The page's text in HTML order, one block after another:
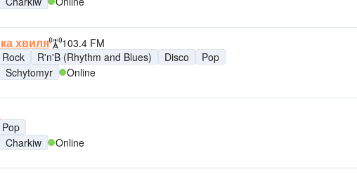
хвиля
103.4 FM
Rock R'n'B (Rhythm and Blues) Disco
Pop
Schytomyr Online
Pop
Charkiw Online